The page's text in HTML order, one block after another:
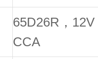
65D26R，
CCA